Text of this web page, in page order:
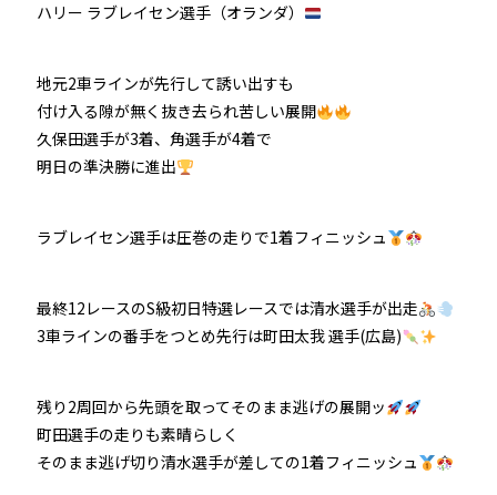
ハリー ラブレイセン選手（オランダ）
地元2車ラインが先行して誘い出すも
付け入る隙が無く抜き去られ苦しい展開
久保田選手が3着、角選手が4着で
明日の準決勝に進出
ラブレイセン選手は圧巻の走りで1着フィニッシュ
最終12レースのS級初日特選レースでは清水選手が出走
3車ラインの番手をつとめ先行は町田太我 選手(広島)
残り2周回から先頭を取ってそのまま逃げの展開ッ
町田選手の走りも素晴らしく
そのまま逃げ切り清水選手が差しての1着フィニッシュ